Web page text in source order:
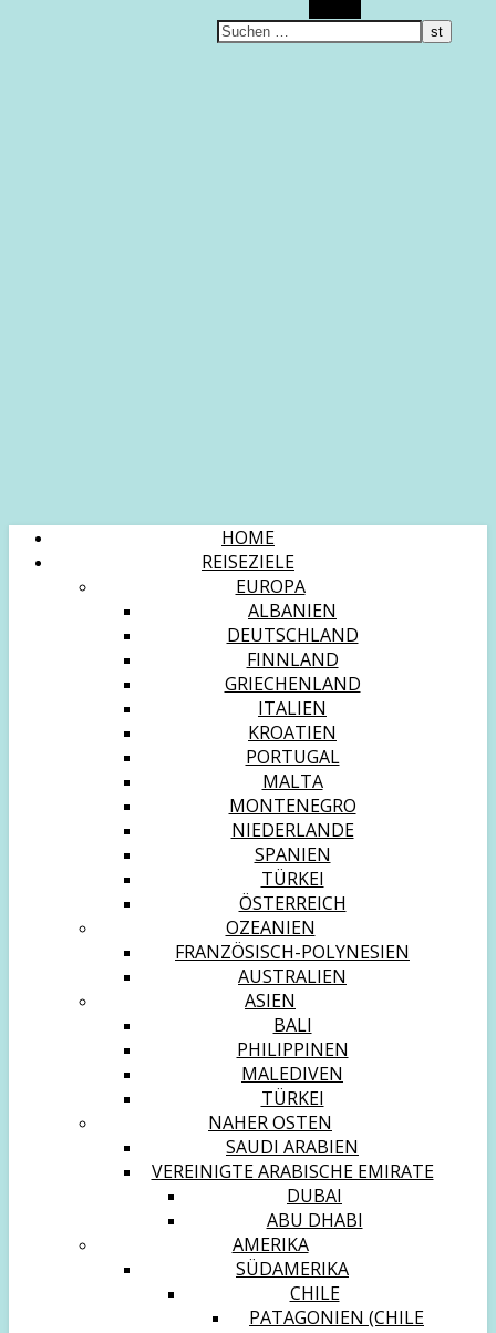
HOME
REISEZIELE
EUROPA
ALBANIEN
DEUTSCHLAND
FINNLAND
GRIECHENLAND
ITALIEN
KROATIEN
PORTUGAL
MALTA
MONTENEGRO
NIEDERLANDE
SPANIEN
TÜRKEI
ÖSTERREICH
OZEANIEN
FRANZÖSISCH-POLYNESIEN
AUSTRALIEN
ASIEN
BALI
PHILIPPINEN
MALEDIVEN
TÜRKEI
NAHER OSTEN
SAUDI ARABIEN
VEREINIGTE ARABISCHE EMIRATE
DUBAI
ABU DHABI
AMERIKA
SÜDAMERIKA
CHILE
PATAGONIEN (CHILE